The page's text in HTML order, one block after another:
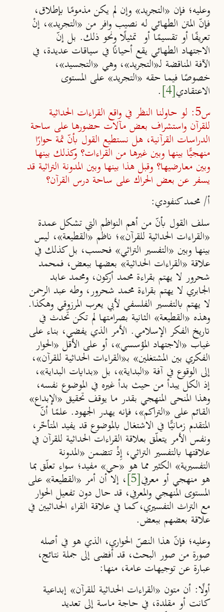
وعليه؛ فإن «التجريد» وإن لم يكن مذمومًا بإطلاق،
فإنّ المتن الطهائي له نصيب وافر من «التجريد»، إنْ
تعريفًا أو تقسيمًا أو تمثيلًا ونحو ذلك. بل إنّ
الاجتهاد الطهائي يقع أحيانًا في سياقات عديدة، في
الآفة المناقضة لـ«التجريد»، وهي «التجسيد»،
خصوصًا فيما حقه «التجريد» على المستوى
الاعتقادي[4]
.
س5: لو حاولنا النظر في واقع القراءات الحداثية
للقرآن واستشراف بعض مآلات حضورها على ساحة
الدراسات القرآنية، هل نستطيع القول بأنّ ثمة حوارًا
منهجيًّا بينها وبين غيرها من القراءات؟ وكذلك بينها
وبين معارضيها؟ وقبل هذا بينها وبين المدونة التراثية قد
يسفر عن بعض الحراك على ساحة درس القرآن؟
أ/ محمد كنفودي:
سلف القول بأنّ من أهم النواظم التي تشكل عمدة
«القراءات الحداثية للقرآن»؛ ناظم «القطيعة»، ليس
بينها وبين «التفسير التراثي» فحسب، بل كذلك في
علاقة «القراءات الحداثية» بعضها ببعض، فمحمد
شحرور لا يهتم بقراءة محمد أركون، ومحمد عابد
الجابري لا يهتم بقراءة محمد شحرور، وطه عبد الرحمن
لا يهتم بالتفسير الفلسفي لأبي يعرب المرزوقي وهكذا.
وهذه «القطيعة» الثانية بصرامتها لم تكن تحدث في
تاريخ الفكر الإسلامي. الأمر الذي يفضي، بناء على
غياب «الاجتهاد المؤسسي»، أو على الأقل «الحوار
الفكري بين المشتغلين» بـ«القراءات الحداثية للقرآن»،
إلى الوقوع في آفة «البداية»، بل «بدايات البداية»،
إذ الكل يبدأ من حيث بدأ غيره في الموضوع نفسه،
وهذا المنحى المنهجي بقدر ما يوقف تحقيق «الإبداع»
القائم على «التراكم»، فإنه يهدر الجهود. علمًا أنّ
المتقدم زمانيًّا في الاشتغال بالموضوع قد يفيد المتأخّر،
ونفس الأمر يتعلّق بعلاقة القراءات الحداثية للقرآن في
علاقتها بالتفسير التراثي، إِذْ تتضمن «المدونة
التفسيرية» الكثير مما هو «حي» مفيد؛ سواء تعلّق بما
هو منهجي أو معرفي[5] ، إلا أن أمر «القطيعة» على
المستوى المنهجي والمعرفي، قد حال دون تفعيل الحوار
مع التراث التفسيري، كما في علاقة القراء الحداثيين في
علاقة بعضهم ببعض.
وعليه؛ فإنّ هذا النصّ الحواري، الذي هو في أصله
صورة من صور البحث، قد أفضى إلى جملة نتائج،
عبارة عن توجيهات عامة، منها:
أولًا: أن متون «القراءات الحداثية للقرآن» إبداعية
كانت أو مقلدة، في حاجة ماسة إلى تعديد